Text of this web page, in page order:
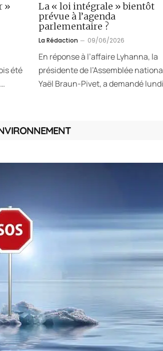
»
été
La « loi intégrale » bientôt
prévue à l’agenda
parlementaire ?
La Rédaction 09/06/2026
En réponse à l’affaire Lyhanna, la
présidente de l’Assemblée
Yaël Braun-Pivet, a demandé